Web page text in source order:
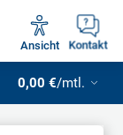
Kontakt
Ansicht
0,00 €/mtl.